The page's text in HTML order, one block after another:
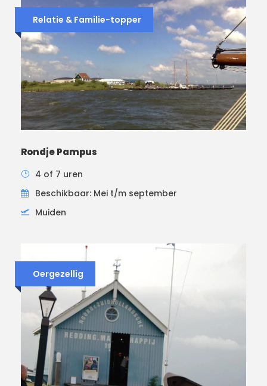
Relatie & Familie-topper
Rondje Pampus
4 of 7 uren
Beschikbaar: Mei t/m september
Muiden
Oergezellig